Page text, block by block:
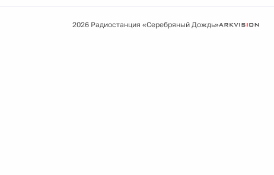
2026 Радиостанция «Серебряный Дождь»